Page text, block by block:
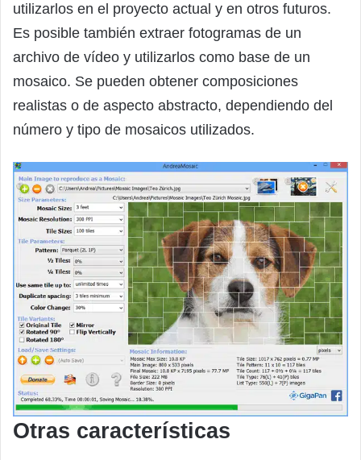
utilizarlos en el proyecto actual y en otros futuros.
Es posible también extraer fotogramas de un
archivo de vídeo y utilizarlos como base de un
mosaico. Se pueden obtener composiciones
realistas o de aspecto abstracto, dependiendo del
número y tipo de mosaicos utilizados.
Otras características